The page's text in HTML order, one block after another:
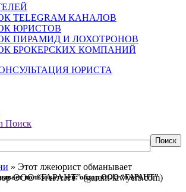
TELEGRAM КАНАЛОВ
ЮРИСТОВ
ПИРАМИД И ЛОХОТРОНОВ
БРОКЕРСКИХ КОМПАНИЙ
ЮРИСТА
Поиск
» Этот лжеюрист обманывает
ООО “ГАРАНТ” (garant-lawyers.com)
пользователей: обзор ООО “ГАРАНТ”